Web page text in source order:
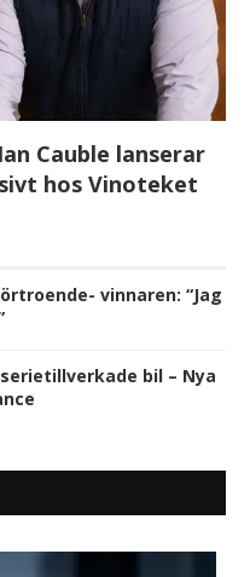
Cauble lanserar
hos Vinoteket
vinnaren: “Jag
bil – Nya